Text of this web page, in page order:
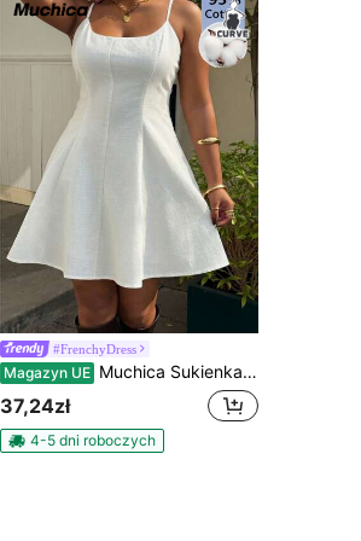
#FrenchyDress
Magazyn UE Muchica Sukienka bez rękawów, na cienkich ramiączkach, w dużym rozmiarze, w minimalistycznym stylu
37,24zł
4-5 dni roboczych